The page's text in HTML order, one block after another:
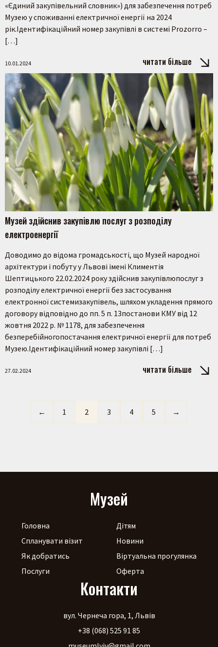
«Єдиний закупівельний словник») для забезпечення потреб
Музею у споживанні електричної енергії на 2024
рік.Ідентифікаційний номер закупівлі в системі Prozorro –
[…]
10.01.2024 читати більше
Музей здійснив закупівлю послуг з розподілу
електроенергії
Доводимо до відома громадськості, що Музей народної
архітектури і побуту у Львові імені Климентія
Шептицького 22.02.2024 року здійснив закупівлюпослуг з
розподілу електричної енергії без застосування
електронної системизакупівель, шляхом укладення прямого
договору відповідно до пп. 5 п. 13постанови КМУ від 12
жовтня 2022 р. № 1178, для забезпечення
безперебійногопостачання електричної енергії для потреб
Музею.Ідентифікаційний номер закупівлі […]
27.02.2024 читати більше
← 1 2 3 4 5 →
Музей
Головна
Спланувати візит
Як добратись
Послуги
Дітям
Новини
Віртуальна прогулянка
Оферта
Контакти
вул. Чернеча гора, 1, Львів
+38 (068) 525 91 85